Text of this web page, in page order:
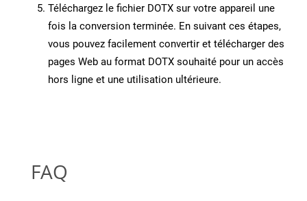
Téléchargez le fichier DOTX sur votre appareil une
fois la conversion terminée. En suivant ces étapes,
vous pouvez facilement convertir et télécharger des
pages Web au format DOTX souhaité pour un accès
hors ligne et une utilisation ultérieure.
FAQ